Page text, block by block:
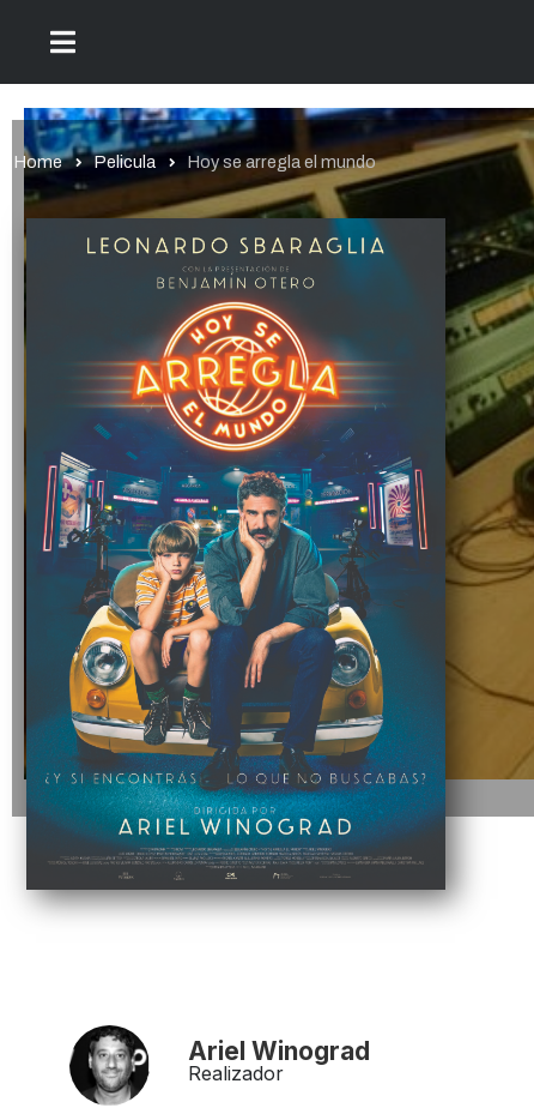
Home Pelicula Hoy se arregla el mundo
Ariel Winograd
Realizador